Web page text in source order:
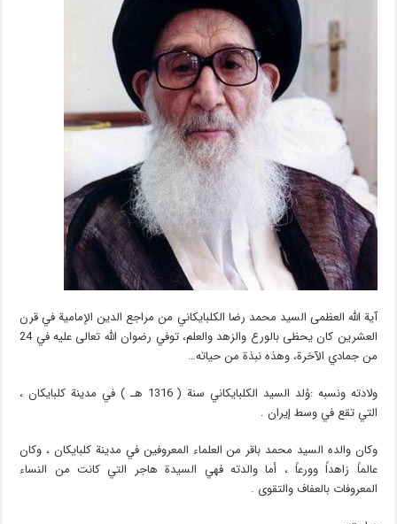
آية الله العظمى السيد محمد رضا الكلبايكاني من مراجع الدين الإمامية في قرن
العشرين كان يحظى بالورع والزهد والعلم، توفي رضوان الله تعالى عليه في 24
من جمادي الآخرة، وهذه نبذة من حياته…
ولادته ونسبه :وُلد السيد الكلبايكاني سنة ( 1316 هـ ) في مدينة كلبايكان ،
التي تقع في وسط إيران .
وكان والده السيد محمد باقر من العلماء المعروفين في مدينة كلبايكان ، وكان
عالماً زاهداً وورعاً ، أما والدته فهي السيدة هاجر التي كانت من النساء
المعروفات بالعفاف والتقوى .